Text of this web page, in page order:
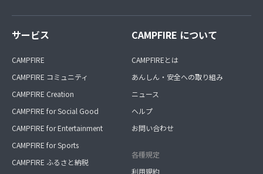
サービス
CAMPFIRE
CAMPFIRE コミュニティ
CAMPFIRE Creation
CAMPFIRE for Social Good
CAMPFIRE for Entertainment
CAMPFIRE for Sports
CAMPFIRE ふるさと納税
CAMPFIRE について
CAMPFIREとは
あんしん・安全への取り組み
ニュース
ヘルプ
お問い合わせ
各種規定
利用規約